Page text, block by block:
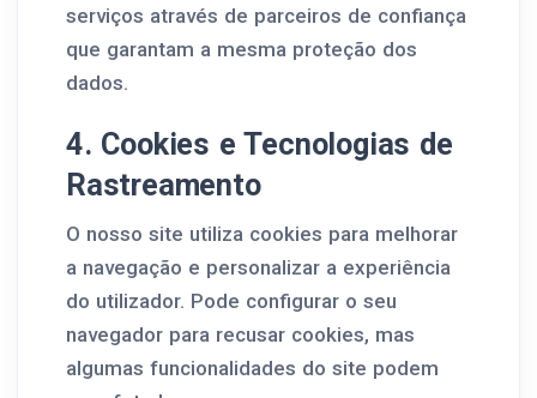
serviços através de parceiros de confiança
que garantam a mesma proteção dos
dados.
4. Cookies e Tecnologias de
Rastreamento
O nosso site utiliza cookies para melhorar
a navegação e personalizar a experiência
do utilizador. Pode configurar o seu
navegador para recusar cookies, mas
algumas funcionalidades do site podem